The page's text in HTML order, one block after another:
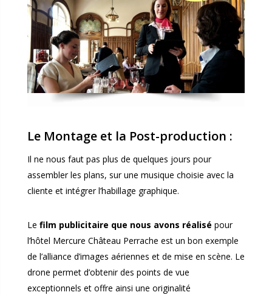
Le Montage et la Post-production :
Il ne nous faut pas plus de quelques jours pour
assembler les plans, sur une musique choisie avec la
cliente et intégrer l’habillage graphique.
Le film publicitaire que nous avons réalisé pour
l’hôtel Mercure Château Perrache est un bon exemple
de l’alliance d’images aériennes et de mise en scène. Le
drone permet d’obtenir des points de vue
exceptionnels et offre ainsi une originalité